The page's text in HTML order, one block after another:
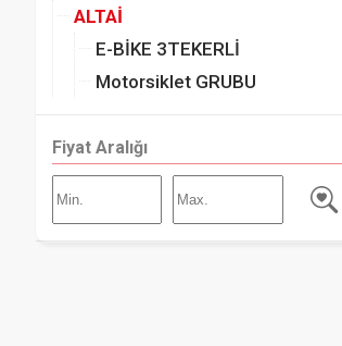
ALTAİ
E-BİKE 3TEKERLİ
Motorsiklet GRUBU
Fiyat Aralığı